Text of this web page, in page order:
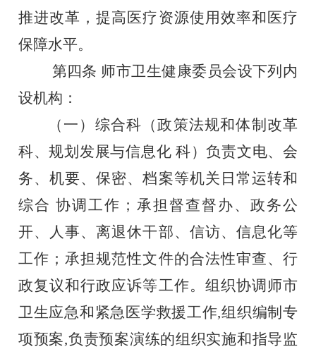
推进改革，提高医疗资源使用效率和医疗
保障水平。
第四条 师市卫生健康委员会设下列内
设机构：
（一）综合科（政策法规和体制改革
科、规划发展与信息化 科）负责文电、会
务、机要、保密、档案等机关日常运转和
综合 协调工作；承担督查督办、政务公
开、人事、离退休干部、信访、 信息化等
工作；承担规范性文件的合法性审查、行
政复议和行政应诉等工作。组织协调师市
卫生应急和紧急医学救援工作,组织编制专
项预案,负责预案演练的组织实施和指导监